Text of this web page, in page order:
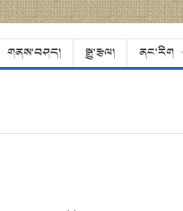
གནས་བཤད། སྒྱུ་རྩལ། ནང་རིག